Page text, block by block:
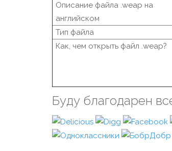
Описание файла .weap на
английском
Тип файла
Как, чем открыть файл .weap?
Буду благодарен